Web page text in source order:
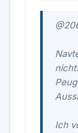
Ich